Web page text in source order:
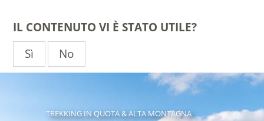
IL CONTENUTO VI È STATO UTILE?
Sì
No
TREKKING IN QUOTA & ALTA MONTAGNA